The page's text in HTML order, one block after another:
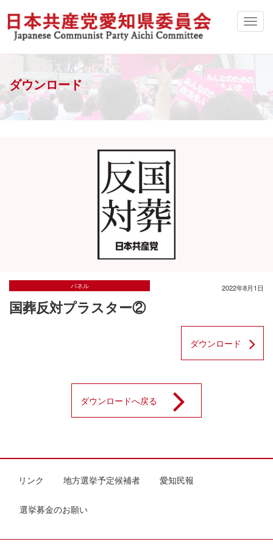
ダウンロード
パネル 2022年8月1日
国葬反対プラスター②
ダウンロード
ダウンロードへ戻る
リンク 地方選挙予定候補者 愛知民報
選挙募金のお願い